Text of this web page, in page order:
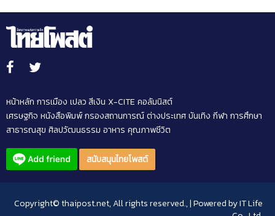
หน้าหลัก การเมือง เปลว สีเงิน X-CITE คอลัมนิสต์
เศรษฐกิจ หนังสือพิมพ์กรองสถานการณ์ต่างประเทศบันเทิง กีฬา การศึกษา
สาธารณสุข ศิลปวัฒนธรรม อาหาร คุณภาพชีวิต
สนับสนุนไทยโพสต์
Copyright© thaipost.net, All rights reserved., | Powered byIT Life